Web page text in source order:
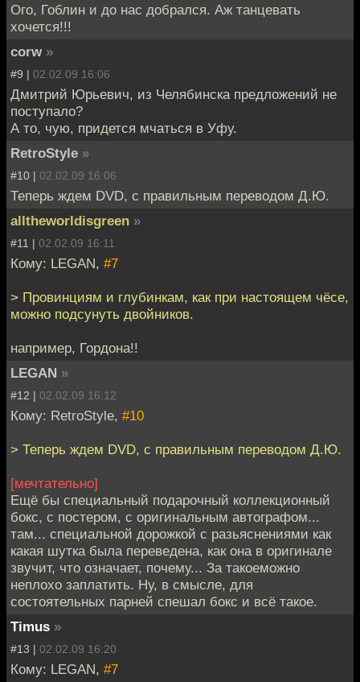
Ого, Гоблин и до нас добрался. Аж танцевать
хочется!!!
corw »
#9 | 02.02.09 16:06
Дмитрий Юрьевич, из Челябинска предложений не
поступало?
А то, чую, придется мчаться в Уфу.
RetroStyle »
#10 | 02.02.09 16:06
Теперь ждем DVD, с правильным переводом Д.Ю.
alltheworldisgreen »
#11 | 02.02.09 16:11
Кому: LEGAN, #7
> Провинциям и глубинкам, как при настоящем чёсе,
можно подсунуть двойников.
например, Гордона!!
LEGAN »
#12 | 02.02.09 16:12
Кому: RetroStyle, #10
> Теперь ждем DVD, с правильным переводом Д.Ю.
[мечтательно]
Ещё бы специальный подарочный коллекционный
бокс, с постером, с оригинальным автографом...
там... специальной дорожкой с разьяснениями как
какая шутка была переведена, как она в оригинале
звучит, что означает, почему... За такоеможно
неплохо заплатить. Ну, в смысле, для
состоятельных парней спешал бокс и всё такое.
Timus »
#13 | 02.02.09 16:20
Кому: LEGAN, #7